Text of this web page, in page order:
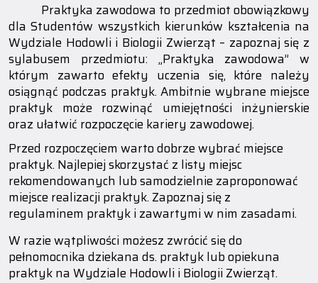
Praktyka zawodowa to przedmiot obowiązkowy
dla Studentów wszystkich kierunków kształcenia na
Wydziale Hodowli i Biologii Zwierząt – zapoznaj się z
sylabusem przedmiotu: „Praktyka zawodowa” w
którym zawarto efekty uczenia się, które należy
osiągnąć podczas praktyk. Ambitnie wybrane miejsce
praktyk może rozwinąć umiejętności inżynierskie
oraz ułatwić rozpoczęcie kariery zawodowej.
Przed rozpoczęciem warto dobrze wybrać miejsce
praktyk. Najlepiej skorzystać z listy miejsc
rekomendowanych lub samodzielnie zaproponować
miejsce realizacji praktyk. Zapoznaj się z
regulaminem praktyk i zawartymi w nim zasadami.
W razie wątpliwości możesz zwrócić się do
pełnomocnika dziekana ds. praktyk lub opiekuna
praktyk na Wydziale Hodowli i Biologii Zwierząt.